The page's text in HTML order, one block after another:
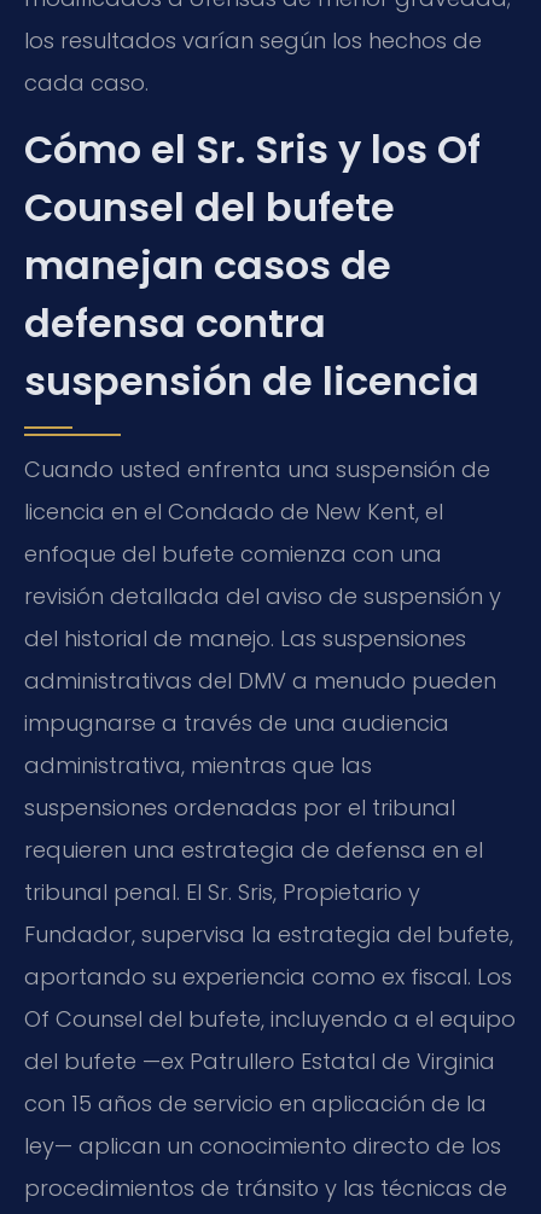
los resultados varían según los hechos de
cada caso.
Cómo el Sr. Sris y los Of
Counsel del bufete
manejan casos de
defensa contra
suspensión de licencia
Cuando usted enfrenta una suspensión de
licencia en el Condado de New Kent, el
enfoque del bufete comienza con una
revisión detallada del aviso de suspensión y
del historial de manejo. Las suspensiones
administrativas del DMV a menudo pueden
impugnarse a través de una audiencia
administrativa, mientras que las
suspensiones ordenadas por el tribunal
requieren una estrategia de defensa en el
tribunal penal. El Sr. Sris, Propietario y
Fundador, supervisa la estrategia del bufete,
aportando su experiencia como ex fiscal. Los
Of Counsel del bufete, incluyendo a el equipo
del bufete —ex Patrullero Estatal de Virginia
con 15 años de servicio en aplicación de la
ley— aplican un conocimiento directo de los
procedimientos de tránsito y las técnicas de